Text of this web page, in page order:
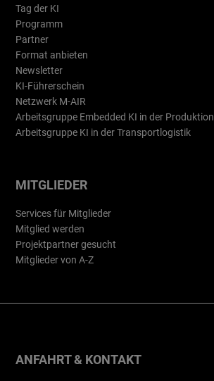
Tag der KI
Programm
Partner
Format anbieten
Newsletter
KI-Führerschein
Netzwerk M-AIR
Arbeitsgruppe Embedded KI in der Produktion
Arbeitsgruppe KI in der Transportlogistik
MITGLIEDER
Services für Mitglieder
Mitglied werden
Projektpartner gesucht
Mitglieder von A-Z
ANFAHRT & KONTAKT